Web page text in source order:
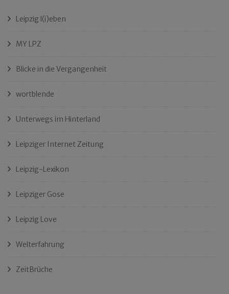
Leipzig l(i)eben
MY LPZ
Blicke in die Vergangenheit
wortblende
Unterwegs im Hinterland
Leipziger Internet Zeitung
Leipzig-Lexikon
Leipziger Gose
Leipzig Love
Welterfahrung
ZeitBrüche